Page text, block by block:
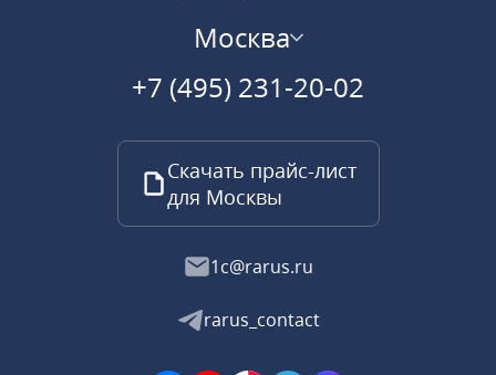
Москва
+7 (495) 231-20-02
Скачать прайс-лист
для Москвы
1c@rarus.ru
rarus_contact